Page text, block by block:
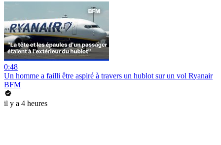
0:48
Un homme a failli être aspiré à travers un hublot sur un vol Ryanair
BFM
il y a 4 heures